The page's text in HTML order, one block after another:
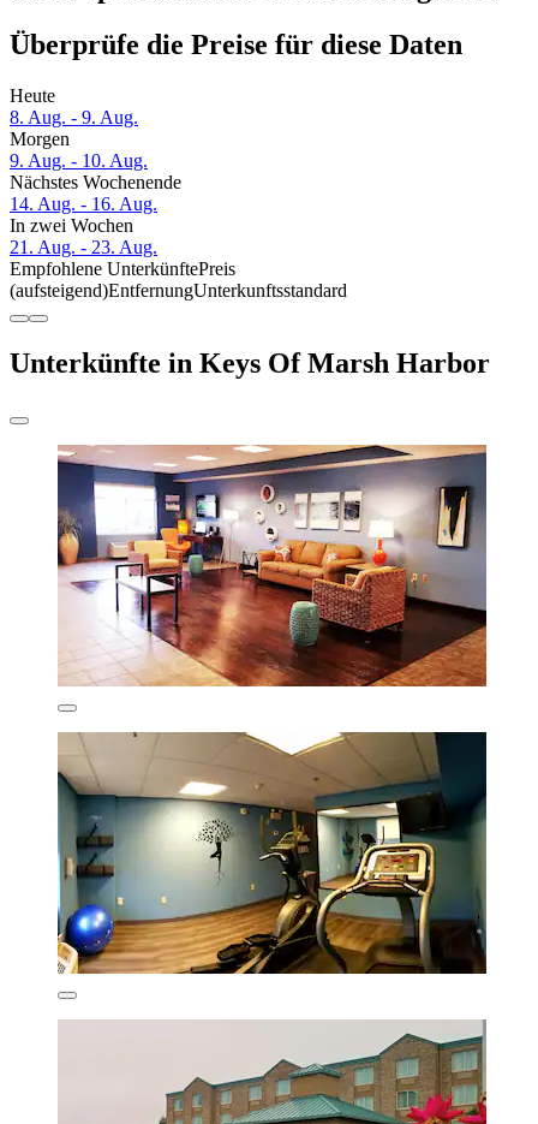
Überprüfe die Preise für diese Daten
Heute
8. Aug. - 9. Aug.
Morgen
9. Aug. - 10. Aug.
Nächstes Wochenende
14. Aug. - 16. Aug.
In zwei Wochen
21. Aug. - 23. Aug.
Empfohlene UnterkünftePreis
(aufsteigend)EntfernungUnterkunftsstandard
Unterkünfte in Keys Of Marsh Harbor